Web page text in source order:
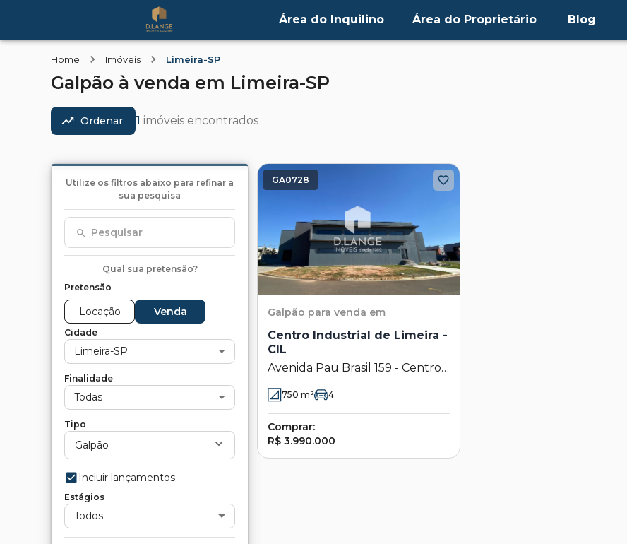
Área do Inquilino Área do Proprietário Blog
Home Imóveis Limeira-SP
Galpão à venda em Limeira-SP
Ordenar 1 imóveis encontrados
Utilize os filtros abaixo para refinar a
sua pesquisa
Pesquisar
Qual sua pretensão?
Pretensão
Locação Venda
Cidade
Limeira-SP
Finalidade
Todas
Tipo
Galpão
Incluir lançamentos
Estágios
Todos
GA0728
Galpão para venda em
Centro Industrial de Limeira -
CIL
Avenida Pau Brasil 159 - Centro
Industrial de Limeira - CIL -
Limeira - SP
750 m² 4
Comprar:
R$ 3.990.000